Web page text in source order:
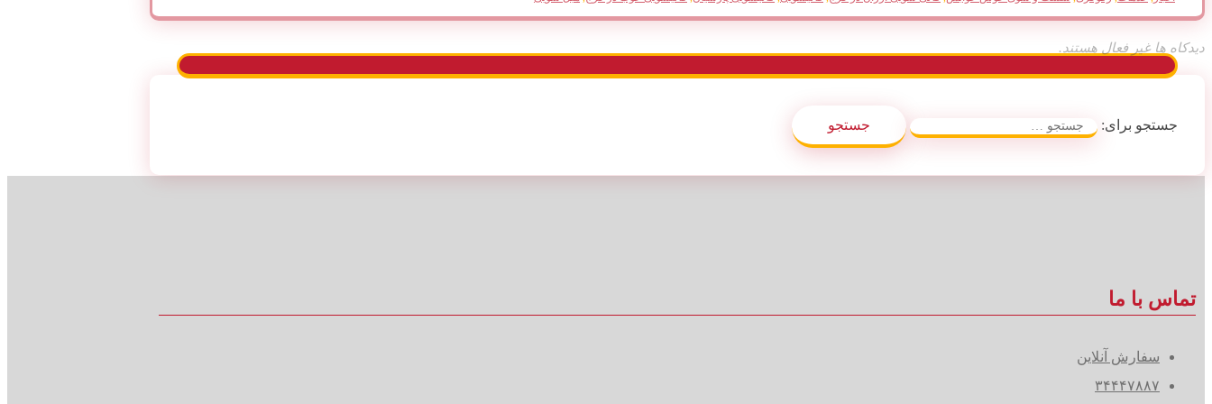
دیدکاه ها غیر فعال هستند.
جستجو برای:
تماس با ما
سفارش آنلاین
۳۴۴۴۷۸۸۷